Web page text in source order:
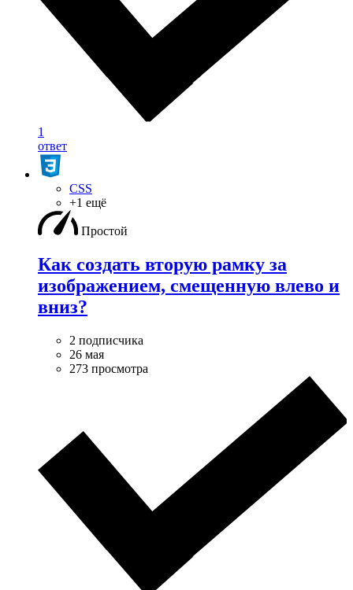
1
ответ
CSS
+1 ещё
Простой
Как создать вторую рамку за
изображением, смещенную влево и
вниз?
2 подписчика
26 мая
273 просмотра